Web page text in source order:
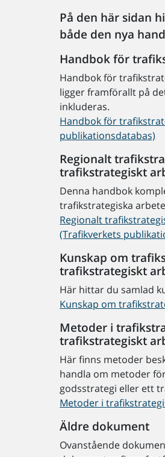
På den här sidan
både den nya
Handbok för
Handbok för
ligger framförallt på
inkluderas.
Handbok för
publikationsdatabas)
Regionalt
trafikstrategiskt
Denna handbok
trafikstrategiska
Regionalt
(Trafikverkets
Kunskap om
trafikstrategiskt
Här hittar du samlad
Kunskap om
Metoder i
trafikstrategiskt
Här finns metoder
handla om metoder
godsstrategi eller ett
Metoder i
Äldre dokument
Ovanstående